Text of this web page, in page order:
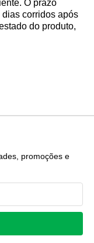
O prazo
corridos após
do produto,
promoções e